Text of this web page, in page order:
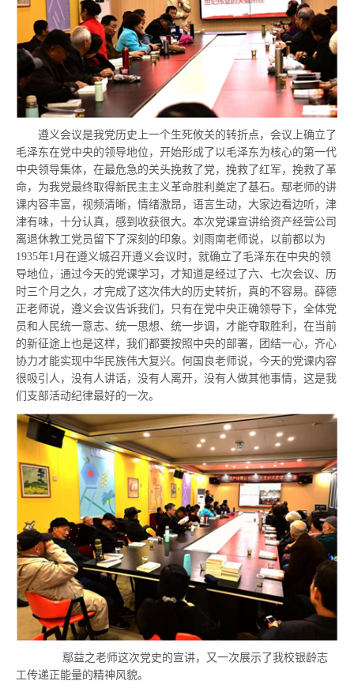
政策法规
办事指南
表格下载
遵义会议是我党历史上一个生死攸关的转折点，会议上确立了
毛泽东在党中央的领导地位，开始形成了以毛泽东为核心的第一代
中央领导集体，在最危急的关头挽救了党，挽救了红军，挽救了革
命，为我党最终取得新民主主义革命胜利奠定了基石。鄢老师的讲
课内容丰富，视频清晰，情绪激昂，语言生动，大家边看边听，津
津有味，十分认真，感到收获很大。本次党课宣讲给资产经营公司
离退休教工党员留下了深刻的印象。刘雨南老师说，以前都以为
1935年1月在遵义城召开遵义会议时，就确立了毛泽东在中央的领
导地位，通过今天的党课学习，才知道是经过了六、七次会议、历
时三个月之久，才完成了这次伟大的历史转折，真的不容易。薛德
正老师说，遵义会议告诉我们，只有在党中央正确领导下，全体党
员和人民统一意志、统一思想、统一步调，才能夺取胜利，在当前
的新征途上也是这样，我们都要按照中央的部署，团结一心，齐心
协力才能实现中华民族伟大复兴。何国良老师说，今天的党课内容
很吸引人，没有人讲话，没有人离开，没有人做其他事情，这是我
们支部活动纪律最好的一次。
鄢益之老师这次党史的宣讲，又一次展示了我校银龄志
工传递正能量的精神风貌。